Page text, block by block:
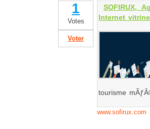
1
Votes
Voter
SOFIRUX,
Internet vitrine
tourisme
www.sofirux.com